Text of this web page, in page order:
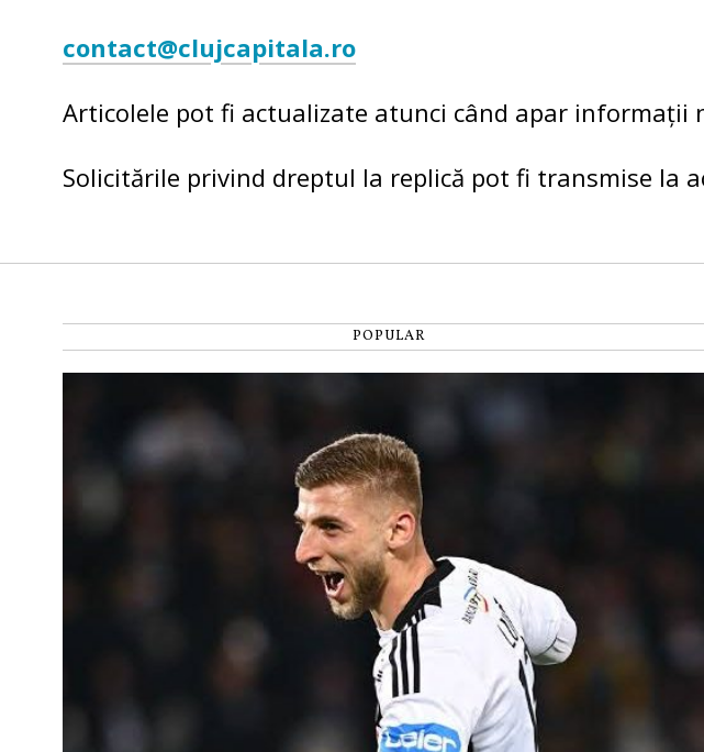
contact@clujcapitala.ro
Articolele pot fi actualizate atunci când apar informații
Solicitările privind dreptul la replică pot fi transmise la
POPULAR